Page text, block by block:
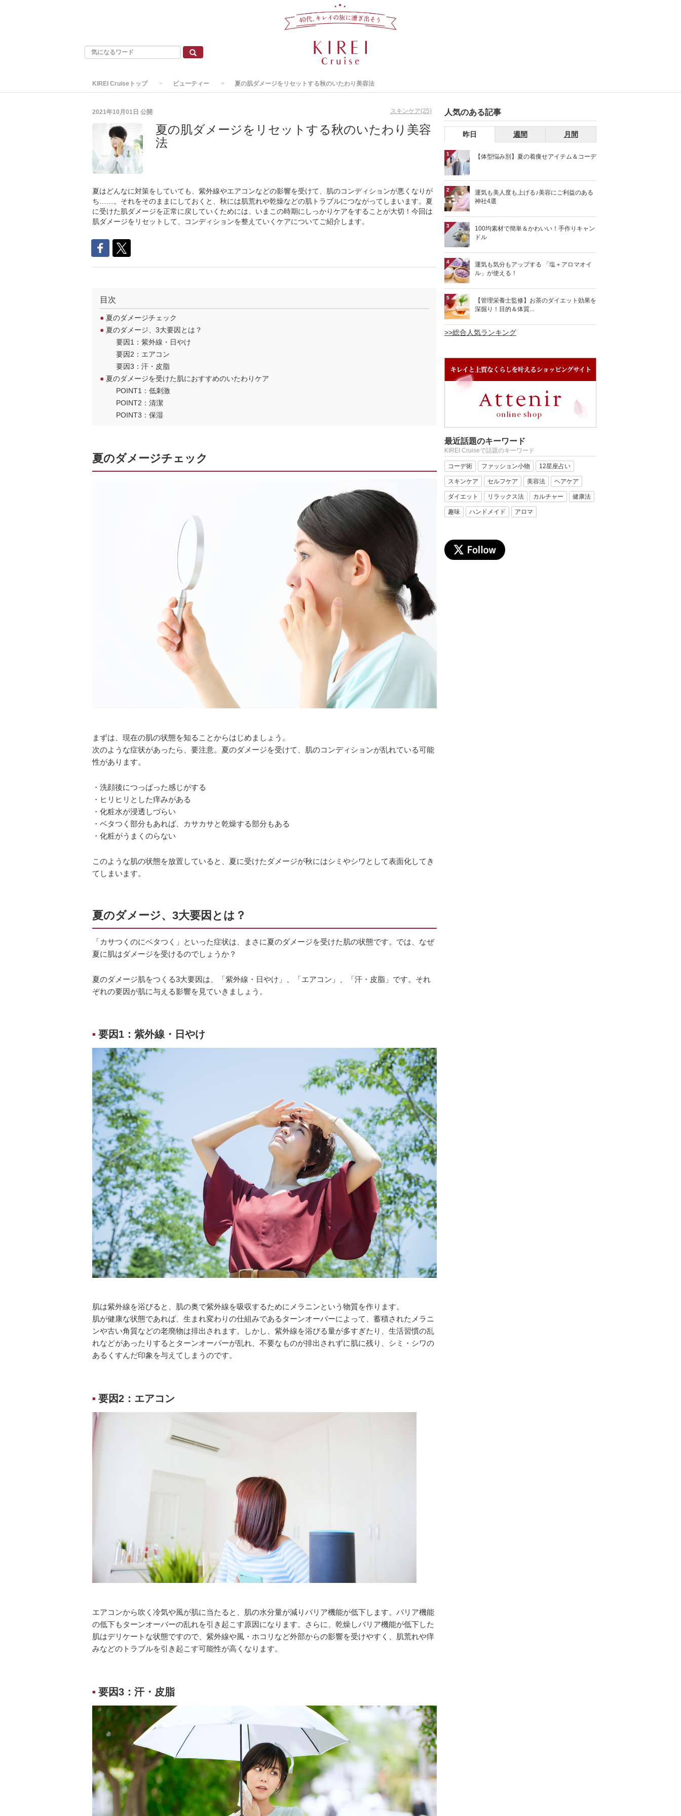
KIREI Cruiseトップ ビューティー 夏の肌ダメージをリセットする秋のいたわり美容法
2021年10月01日 公開 スキンケア(25)
夏の肌ダメージをリセットする秋のいたわり美容
法
夏はどんなに対策をしていても、紫外線やエアコンなどの影響を受けて、肌のコンディションが悪くなりが
ち……。それをそのままにしておくと、秋には肌荒れや乾燥などの肌トラブルにつながってしまいます。夏
に受けた肌ダメージを正常に戻していくためには、いまこの時期にしっかりケアをすることが大切！今回は
肌ダメージをリセットして、コンディションを整えていくケアについてご紹介します。
目次
● 夏のダメージチェック
● 夏のダメージ、3大要因とは？
要因1：紫外線・日やけ
要因2：エアコン
要因3：汗・皮脂
● 夏のダメージを受けた肌におすすめのいたわりケア
POINT1：低刺激
POINT2：清潔
POINT3：保湿
夏のダメージチェック
まずは、現在の肌の状態を知ることからはじめましょう。
次のような症状があったら、要注意。夏のダメージを受けて、肌のコンディションが乱れている可能
性があります。
・洗顔後につっぱった感じがする
・ヒリヒリとした痒みがある
・化粧水が浸透しづらい
・ベタつく部分もあれば、カサカサと乾燥する部分もある
・化粧がうまくのらない
このような肌の状態を放置していると、夏に受けたダメージが秋にはシミやシワとして表面化してき
てしまいます。
夏のダメージ、3大要因とは？
「カサつくのにベタつく」といった症状は、まさに夏のダメージを受けた肌の状態です。では、なぜ
夏に肌はダメージを受けるのでしょうか？
夏のダメージ肌をつくる3大要因は、「紫外線・日やけ」、「エアコン」、「汗・皮脂」です。それ
ぞれの要因が肌に与える影響を見ていきましょう。
■ 要因1：紫外線・日やけ
肌は紫外線を浴びると、肌の奥で紫外線を吸収するためにメラニンという物質を作ります。
肌が健康な状態であれば、生まれ変わりの仕組みであるターンオーバーによって、蓄積されたメラニ
ンや古い角質などの老廃物は排出されます。しかし、紫外線を浴びる量が多すぎたり、生活習慣の乱
れなどがあったりするとターンオーバーが乱れ、不要なものが排出されずに肌に残り、シミ・シワの
あるくすんだ印象を与えてしまうのです。
■ 要因2：エアコン
エアコンから吹く冷気や風が肌に当たると、肌の水分量が減りバリア機能が低下します。バリア機能
の低下もターンオーバーの乱れを引き起こす原因になります。さらに、乾燥しバリア機能が低下した
肌はデリケートな状態ですので、紫外線や風・ホコリなど外部からの影響を受けやすく、肌荒れや痒
みなどのトラブルを引き起こす可能性が高くなります。
■ 要因3：汗・皮脂
人気のある記事
昨日 週間 月間
1 【体型悩み別】夏の着痩せアイテム＆コーデ
2
運気も美人度も上げる♪美容にご利益のある
神社4選
3
100均素材で簡単＆かわいい！手作りキャン
ドル
4
運気も気分もアップする 「塩＋アロマオイ
ル」が使える！
5
【管理栄養士監修】お茶のダイエット効果を
深掘り！目的＆体質...
>>総合人気ランキング
最近話題のキーワード
KIREI Cruiseで話題のキーワード
コーデ術 ファッション小物 12星座占い
スキンケア セルフケア 美容法 ヘアケア
ダイエット リラックス法 カルチャー 健康法
趣味 ハンドメイド アロマ